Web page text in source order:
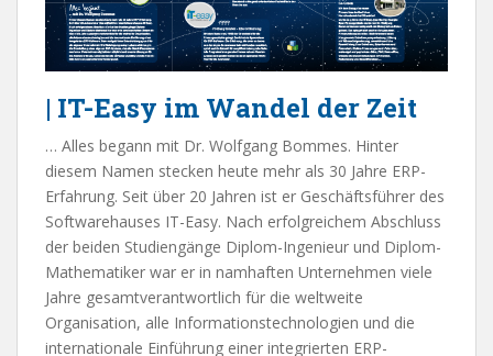
| IT-Easy im Wandel der Zeit
… Alles begann mit Dr. Wolfgang Bommes. Hinter
diesem Namen stecken heute mehr als 30 Jahre ERP-
Erfahrung. Seit über 20 Jahren ist er Geschäftsführer des
Softwarehauses IT-Easy. Nach erfolgreichem Abschluss
der beiden Studiengänge Diplom-Ingenieur und Diplom-
Mathematiker war er in namhaften Unternehmen viele
Jahre gesamtverantwortlich für die weltweite
Organisation, alle Informationstechnologien und die
internationale Einführung einer integrierten ERP-